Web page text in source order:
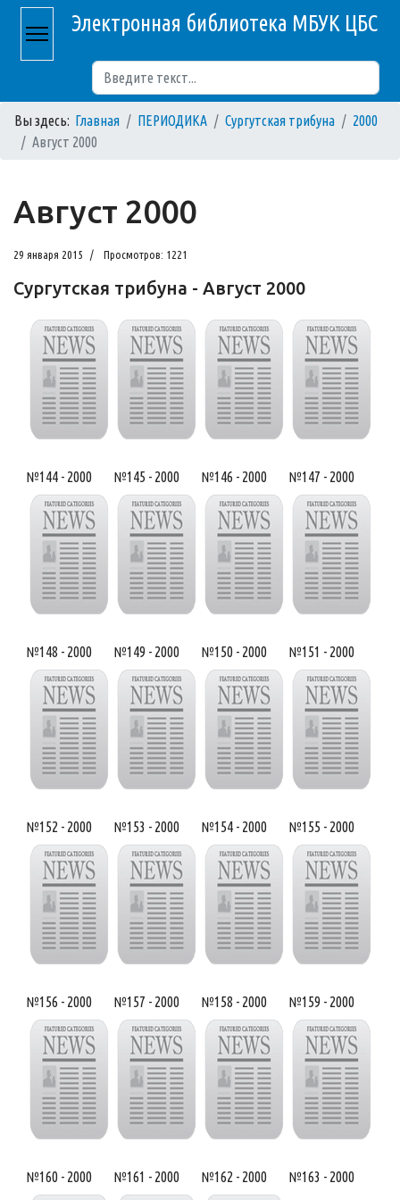
Электронная библиотека МБУК ЦБС
Вы здесь: Главная ПЕРИОДИКА Сургутская трибуна
2000
Август 2000
Август 2000
29 января 2015 Просмотров: 1221
Сургутская трибуна - Август 2000
№144 - 2000 №145 - 2000 №146 - 2000 №147 - 2000
№148 - 2000 №149 - 2000 №150 - 2000 №151 - 2000
№152 - 2000 №153 - 2000 №154 - 2000 №155 - 2000
№156 - 2000 №157 - 2000 №158 - 2000 №159 - 2000
№160 - 2000 №161 - 2000 №162 - 2000 №163 - 2000